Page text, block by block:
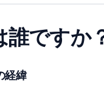
ですか
経緯